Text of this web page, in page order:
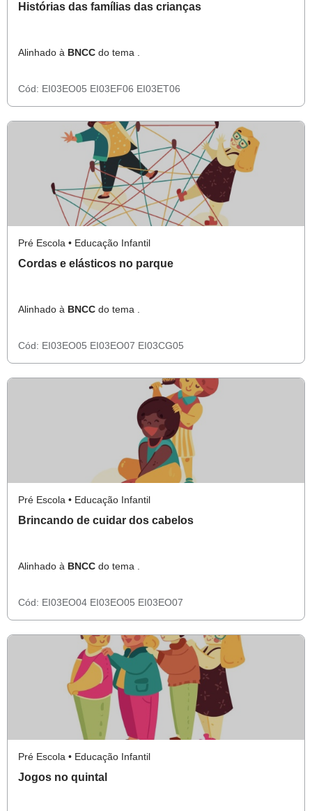
Histórias das famílias das crianças
Alinhado à BNCC do tema .
Cód: EI03EO05 EI03EF06 EI03ET06
Pré Escola • Educação Infantil
Cordas e elásticos no parque
Alinhado à BNCC do tema .
Cód: EI03EO05 EI03EO07 EI03CG05
Pré Escola • Educação Infantil
Brincando de cuidar dos cabelos
Alinhado à BNCC do tema .
Cód: EI03EO04 EI03EO05 EI03EO07
Pré Escola • Educação Infantil
Jogos no quintal